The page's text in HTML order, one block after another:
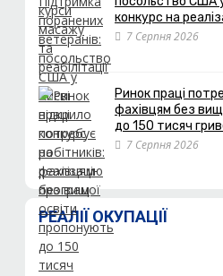
конкурс на
7 Серпня 2026
Ринок праці
фахівцям без
до 150 тисяч
7 Серпня 2026
РЕАЛІЇ ОКУПАЦІЇ